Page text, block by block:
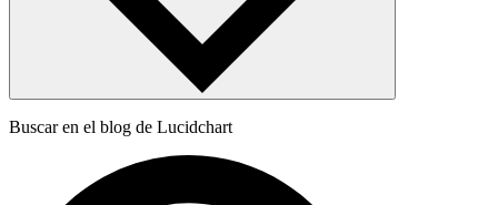
Buscar en el blog de Lucidchart